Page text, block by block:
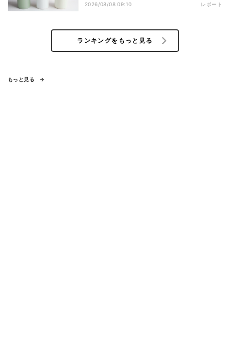
2026/08/08 09:10 レポート
ランキングをもっと見る
もっと見る